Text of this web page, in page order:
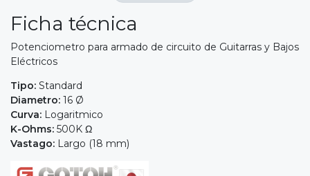
Ficha técnica
Potenciometro para armado de circuito de Guitarras y Bajos
Eléctricos
Tipo: Standard
Diametro: 16 Ø
Curva: Logaritmico
K-Ohms: 500K Ω
Vastago: Largo (18 mm)